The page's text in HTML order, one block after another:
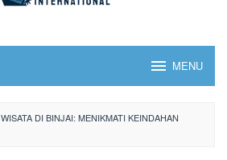
MENU
WISATA DI BINJAI: MENIKMATI KEINDAHAN